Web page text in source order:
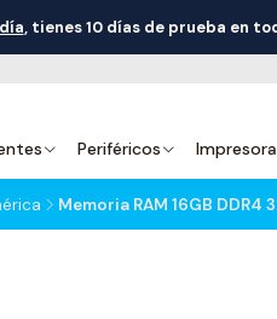
Periféricos
, tienes 10 días de prueba en
Memoria RAM 16GB